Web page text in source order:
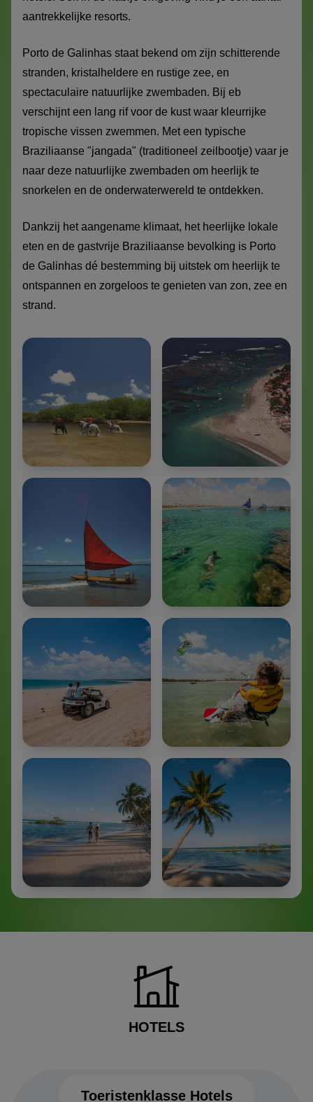
aantrekkelijke resorts.
Porto de Galinhas staat bekend om zijn schitterende
stranden, kristalheldere en rustige zee, en
spectaculaire natuurlijke zwembaden. Bij eb
verschijnt een lang rif voor de kust waar kleurrijke
tropische vissen zwemmen. Met een typische
Braziliaanse "jangada" (traditioneel zeilbootje) vaar je
naar deze natuurlijke zwembaden om heerlijk te
snorkelen en de onderwaterwereld te ontdekken.
Dankzij het aangename klimaat, het heerlijke lokale
eten en de gastvrije Braziliaanse bevolking is Porto
de Galinhas dé bestemming bij uitstek om heerlijk te
ontspannen en zorgeloos te genieten van zon, zee en
strand.
HOTELS
Toeristenklasse Hotels